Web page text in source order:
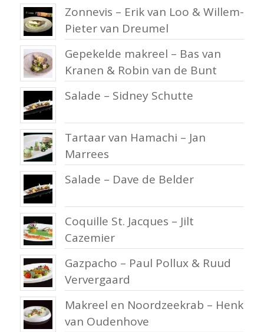
Zonnevis – Erik van Loo & Willem-
Pieter van Dreumel
Gepekelde makreel – Bas van
Kranen & Robin van de Bunt
Salade – Sidney Schutte
Tartaar van Hamachi – Jan
Marrees
Salade – Dave de Belder
Coquille St. Jacques – Jilt
Cazemier
Gazpacho – Paul Pollux & Ruud
Ververgaard
Makreel en Noordzeekrab – Henk
van Oudenhove